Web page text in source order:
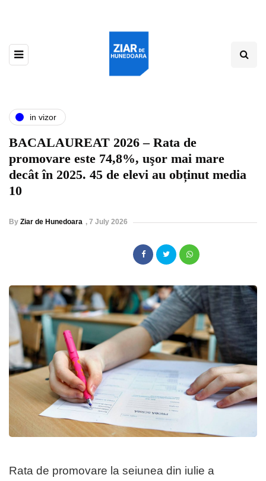
in vizor
BACALAUREAT 2026 – Rata de
promovare este 74,8%, uşor mai mare
decât în 2025. 45 de elevi au obținut media
10
By Ziar de Hunedoara , 7 July 2026
Rata de promovare la seiunea din iulie a